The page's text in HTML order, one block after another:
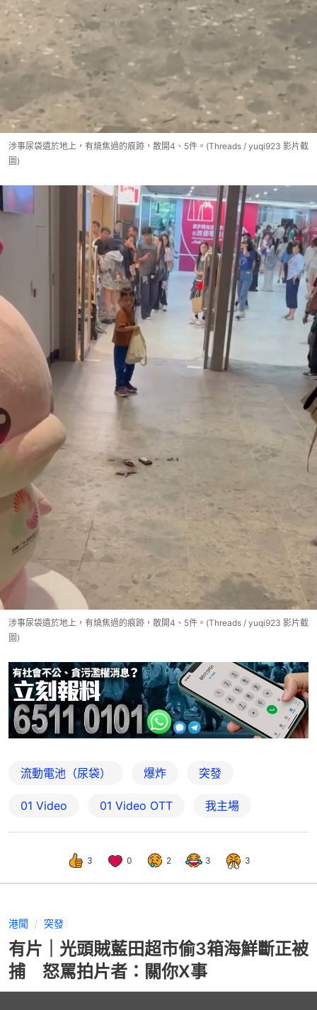
涉事尿袋遺於地上，有燒焦過的痕跡，散開4、5件。(Threads / yuqi923 影片截
圖)
涉事尿袋遺於地上，有燒焦過的痕跡，散開4、5件。(Threads / yuqi923 影片截
圖)
流動電池（尿袋） 爆炸 突發
01 Video 01‌ ‌Video‌ ‌OTT 我主場
3 0 2 3 3
港聞 突發
有片｜光頭賊藍田超市偷3箱海鮮斷正被
捕 怒罵拍片者：關你X事